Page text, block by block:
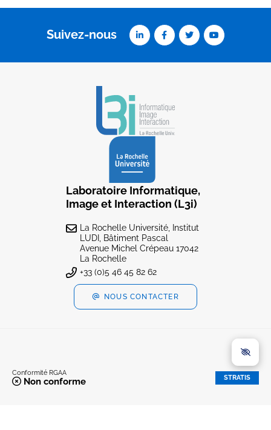
Suivez-nous
Laboratoire Informatique,
Image et Interaction (L3i)
La Rochelle Université, Institut
LUDI, Bâtiment Pascal
Avenue Michel Crépeau 17042
La Rochelle
+33 (0)5 46 45 82 62
NOUS CONTACTER
Conformité RGAA
Non conforme STRATIS